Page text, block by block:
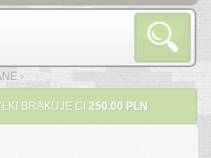
›
BRAKUJE CI 250.00 PLN